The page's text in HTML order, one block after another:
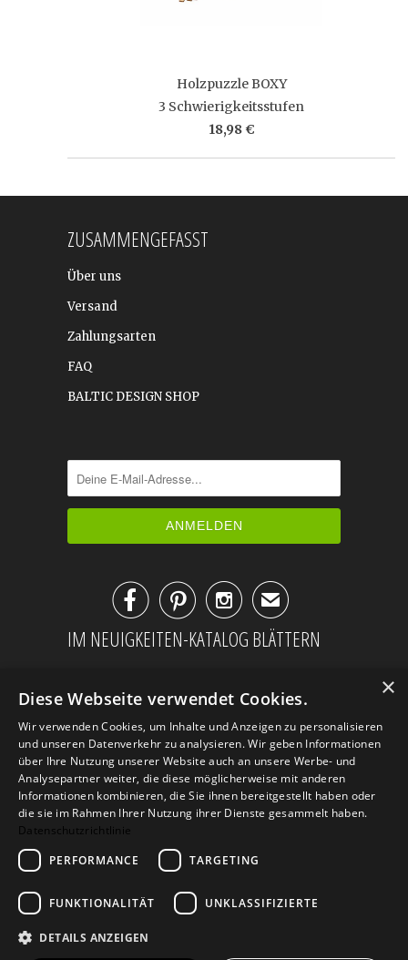
Holzpuzzle BOXY
3 Schwierigkeitsstufen
18,98 €
ZUSAMMENGEFASST
Über uns
Versand
Zahlungsarten
FAQ
BALTIC DESIGN SHOP
✉
IM NEUIGKEITEN-KATALOG BLÄTTERN
AGB Datenschutz
Impressum
Kontakt
© 2026Design Geschenke
×
Diese Webseite verwendet Cookies.
Wir verwenden Cookies, um Inhalte und Anzeigen zu personalisieren
und unseren Datenverkehr zu analysieren. Wir geben Informationen
über Ihre Nutzung unserer Website auch an unsere Werbe- und
Analysepartner weiter, die diese möglicherweise mit anderen
Informationen kombinieren, die Sie ihnen bereitgestellt haben oder
die sie im Rahmen Ihrer Nutzung ihrer Dienste gesammelt haben.
Datenschutzrichtlinie
PERFORMANCE
TARGETING
FUNKTIONALITÄT UNKLASSIFIZIERTE
DETAILS ANZEIGEN